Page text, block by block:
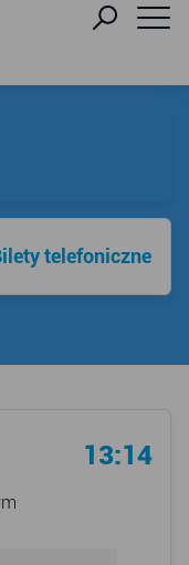
telefoniczne
13:14